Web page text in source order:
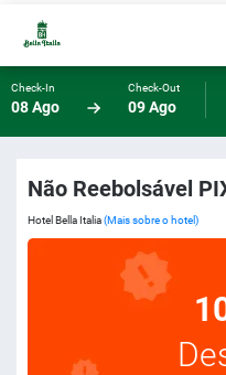
Check-In
08 Ago
Check-Out
09 Ago
Não Reebolsável
Hotel Bella Italia(Mais sobre o hotel)